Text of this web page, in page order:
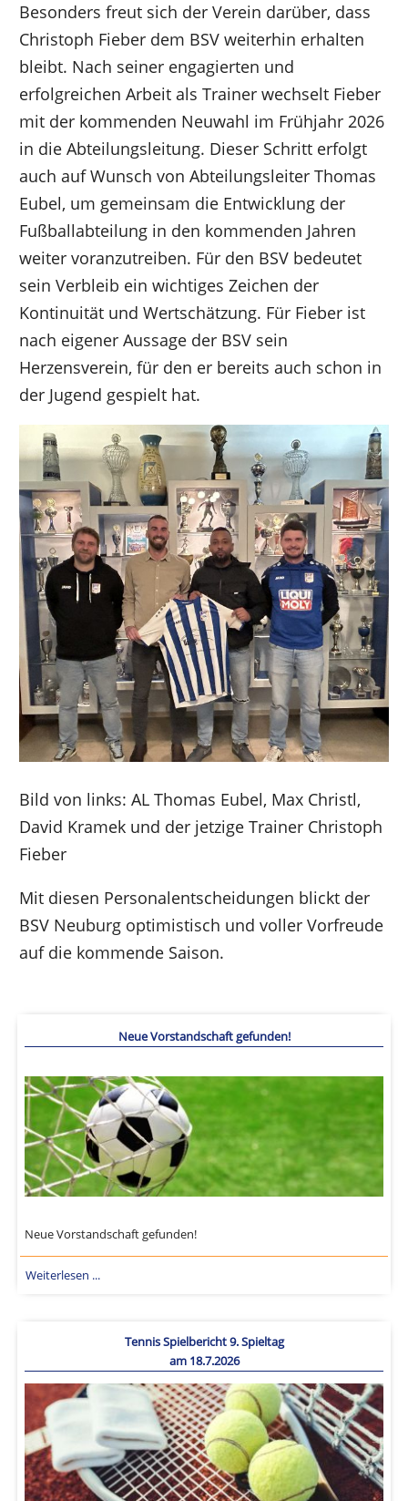
Besonders freut sich der Verein darüber, dass
Christoph Fieber dem BSV weiterhin erhalten
bleibt. Nach seiner engagierten und
erfolgreichen Arbeit als Trainer wechselt Fieber
mit der kommenden Neuwahl im Frühjahr 2026
in die Abteilungsleitung. Dieser Schritt erfolgt
auch auf Wunsch von Abteilungsleiter Thomas
Eubel, um gemeinsam die Entwicklung der
Fußballabteilung in den kommenden Jahren
weiter voranzutreiben. Für den BSV bedeutet
sein Verbleib ein wichtiges Zeichen der
Kontinuität und Wertschätzung. Für Fieber ist
nach eigener Aussage der BSV sein
Herzensverein, für den er bereits auch schon in
der Jugend gespielt hat.
Bild von links: AL Thomas Eubel, Max Christl,
David Kramek und der jetzige Trainer Christoph
Fieber
Mit diesen Personalentscheidungen blickt der
BSV Neuburg optimistisch und voller Vorfreude
auf die kommende Saison.
Neue Vorstandschaft gefunden!
Neue Vorstandschaft gefunden!
Weiterlesen ...
Tennis Spielbericht 9. Spieltag
am 18.7.2026